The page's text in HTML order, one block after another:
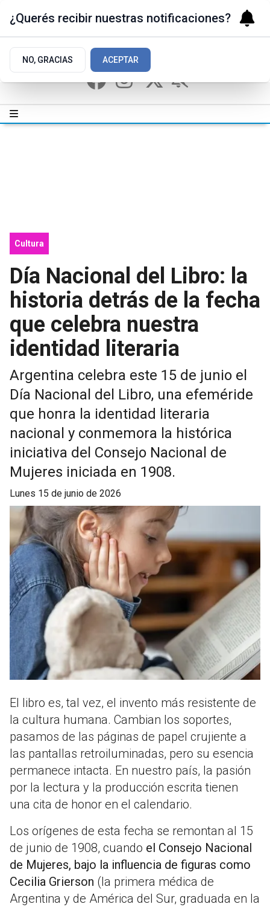
Cultura
Día Nacional del Libro: la
historia detrás de la fecha
que celebra nuestra
identidad literaria
Argentina celebra este 15 de junio el
Día Nacional del Libro, una efeméride
que honra la identidad literaria
nacional y conmemora la histórica
iniciativa del Consejo Nacional de
Mujeres iniciada en 1908.
lunes 15 de junio de 2026
El libro es, tal vez, el invento más resistente de
la cultura humana. Cambian los soportes,
pasamos de las páginas de papel crujiente a
las pantallas retroiluminadas, pero su esencia
permanece intacta. En nuestro país, la pasión
por la lectura y la producción escrita tienen
una cita de honor en el calendario.
Los orígenes de esta fecha se remontan al 15
de junio de 1908, cuando el Consejo Nacional
de Mujeres, bajo la influencia de figuras como
Cecilia Grierson (la primera médica de
Argentina y de América del Sur, graduada en la
¿Querés recibir nuestras notificaciones?
NO, GRACIAS ACEPTAR